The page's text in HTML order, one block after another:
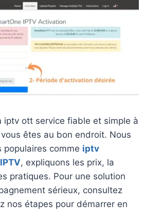
iptv ott service fiable et simple à
êtes au bon endroit. Nous
populaires comme iptv
, expliquons les prix, la
pratiques. Pour une solution
sérieux, consultez
nos étapes pour démarrer en